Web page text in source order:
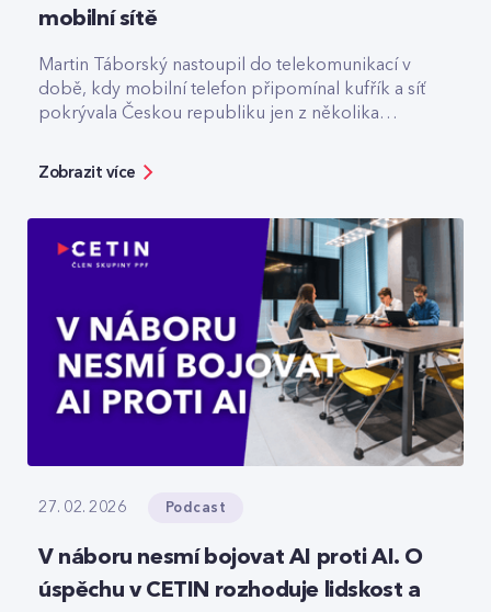
mobilní sítě
Martin Táborský nastoupil do telekomunikací v
době, kdy mobilní telefon připomínal kufřík a síť
pokrývala Českou republiku jen z několika
za špičkovou kvalitu a optimalizaci rádiové sítě. V
prázdné O2 areně nebo komu už dnes
spolehlivě slouží privátní 5G sítě.
Zobrazit více
27. 02. 2026 Podcast
V náboru nesmí bojovat AI proti AI. O
úspěchu v CETIN rozhoduje lidskost a